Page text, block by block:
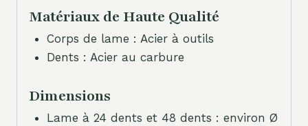
Matériaux de Haute Qualité
Corps de lame : Acier à outils
Dents : Acier au carbure
Dimensions
Lame à 24 dents et 48 dents : environ Ø